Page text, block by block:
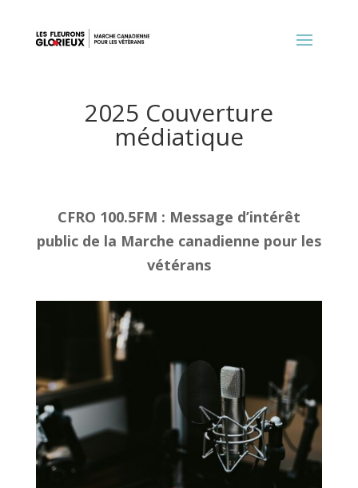
2025 Couverture
médiatique
CFRO 100.5FM : Message d’intérêt
public de la Marche canadienne pour les
vétérans